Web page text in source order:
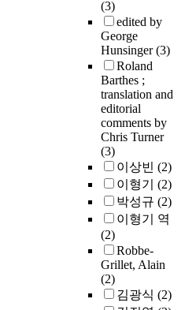
(3)
edited by
George
Hunsinger(3)
Roland
Barthes ;
translation and
editorial
comments by
Chris Turner
(3)
이상빈 (2)
이형기 (2)
박성규 (2)
이형기 역
(2)
Robbe-
Grillet, Alain
(2)
김광식 (2)